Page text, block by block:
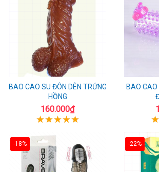
BAO CAO SU ĐÔN DÊN TRỨNG
HỒNG
160.000₫
BAO CAO
-18% -22%